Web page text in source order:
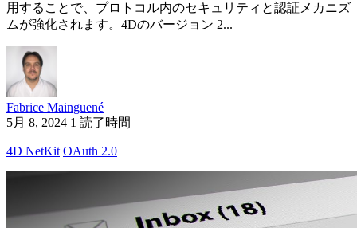
用することで、プロトコル内のセキュリティと認証メカニズ
ムが強化されます。4Dのバージョン 2...
Fabrice Mainguené
5月 8, 2024 1 読了時間
4D NetKit OAuth 2.0